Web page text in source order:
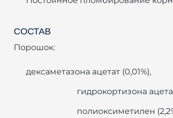
СОСТАВ
Порошок:
дексаметазона ацетат (0,01%),
гидрокортизона
полиоксиметилен